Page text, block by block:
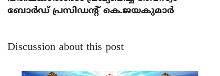
ബോര്‍ഡ് പ്രസിഡന്റ് കെ.ജയകുമാര്‍
Discussion about this post